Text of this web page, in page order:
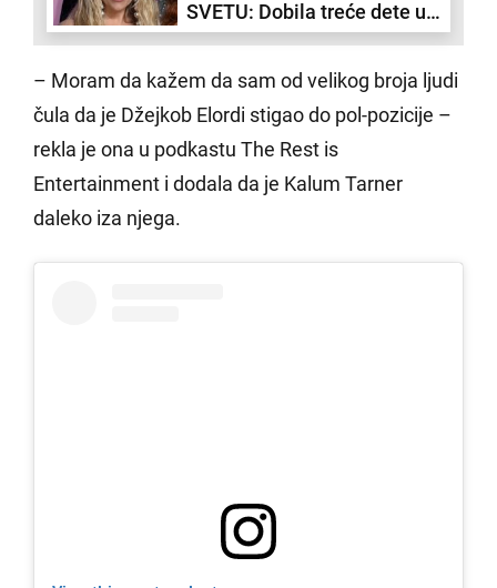
SVETU: Dobila treće dete u
45. godini!
– Moram da kažem da sam od velikog broja ljudi
čula da je Džejkob Elordi stigao do pol-pozicije –
rekla je ona u podkastu The Rest is
Entertainment i dodala da je Kalum Tarner
daleko iza njega.